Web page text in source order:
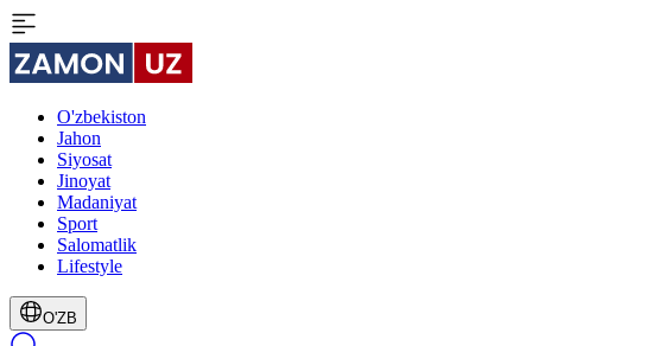
O'zbekiston
Jahon
Siyosat
Jinoyat
Madaniyat
Sport
Salomatlik
Lifestyle
O'ZB